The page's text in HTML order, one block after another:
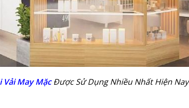
Vải May MặcĐược Sử Dụng Nhiều Nhất Hiện Nay